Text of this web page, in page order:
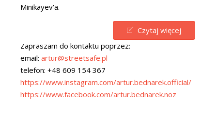
Minikayev'a.
Czytaj więcej
Zapraszam do kontaktu poprzez:
email: artur@streetsafe.pl
telefon: +48 609 154 367
https://www.instagram.com/artur.bednarek.official/
https://www.facebook.com/artur.bednarek.noz